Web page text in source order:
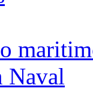
Naval